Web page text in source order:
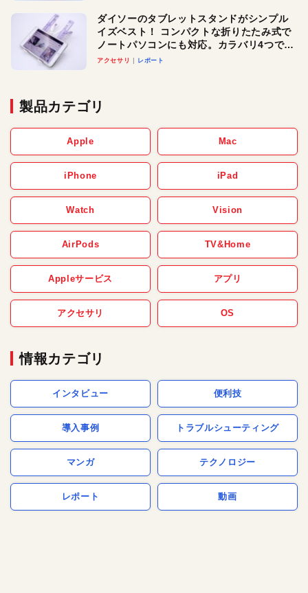
ダイソーのタブレットスタンドがシンプル
イズベスト！ コンパクトな折りたたみ式で
ノートパソコンにも対応。カラバリ4つで選
べる楽しさも
アクセサリ レポート
製品カテゴリ
Apple Mac
iPhone iPad
Watch Vision
AirPods TV&Home
Appleサービス アプリ
アクセサリ OS
情報カテゴリ
インタビュー 便利技
導入事例 トラブルシューティング
マンガ テクノロジー
レポート 動画